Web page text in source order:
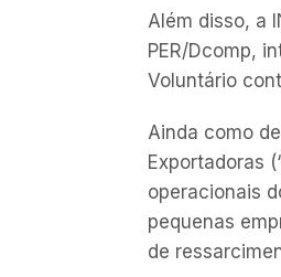
Além disso, a
PER/Dcomp,
Voluntário
Ainda como
Exportadoras
operacionais
pequenas
de